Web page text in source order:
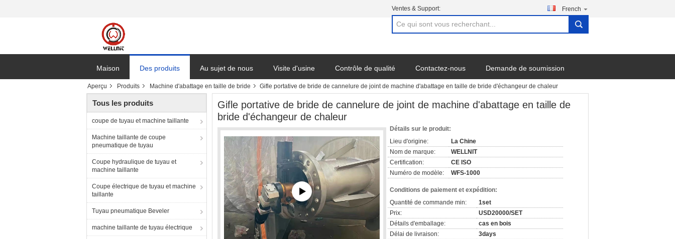
Ventes & Support: French
search
Maison Des produits Au sujet de nous Visite d'usine Contrôle de qualité Contactez-nous Demande de soumission
Aperçu Produits Machine d'abattage en taille de bride Gifle portative de bride de cannelure de joint de machine d'abattage en taille de bride d'échangeur de chaleur
Tous les produits
coupe de tuyau et machine taillante
Machine taillante de coupe
pneumatique de tuyau
Coupe hydraulique de tuyau et
machine taillante
Coupe électrique de tuyau et machine
taillante
Tuyau pneumatique Beveler
machine taillante de tuyau électrique
Gifle portative de bride de cannelure de joint de machine d'abattage en taille de
bride d'échangeur de chaleur
Détails sur le produit:
Lieu d'origine:
La Chine
Nom de marque:
WELLNIT
Certification:
CE ISO
Numéro de modèle:
WFS-1000
Conditions de paiement et expédition:
Quantité de commande min:
1set
Prix:
USD20000/SET
Détails d'emballage:
cas en bois
Délai de livraison:
3days